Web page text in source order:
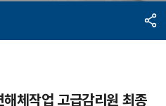
체작업 고급감리원 최종